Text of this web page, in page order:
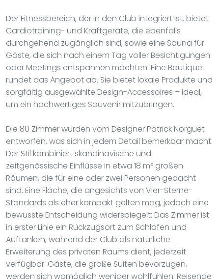
Der Fitnessbereich, der in den Club integriert ist, bietet
Cardiotraining- und Kraftgeräte, die ebenfalls
durchgehend zugänglich sind, sowie eine Sauna für
Gäste, die sich nach einem Tag voller Besichtigungen
oder Meetings entspannen möchten. Eine Boutique
rundet das Angebot ab. Sie bietet lokale Produkte und
sorgfältig ausgewählte Design-Accessoires – ideal,
um ein hochwertiges Souvenir mitzubringen.
Die 80 Zimmer wurden vom Designer Patrick Norguet
entworfen, was sich in jedem Detail bemerkbar macht.
Der Stil kombiniert skandinavische und
zeitgenössische Einflüsse in etwa 18 m² großen
Räumen, die für eine oder zwei Personen gedacht
sind. Eine Fläche, die angesichts von Vier-Sterne-
Standards als eher kompakt gelten mag, jedoch eine
bewusste Entscheidung widerspiegelt: Das Zimmer ist
in erster Linie ein Rückzugsort zum Schlafen und
Auftanken, während der Club als natürliche
Erweiterung des privaten Raums dient, jederzeit
verfügbar. Gäste, die große Suiten bevorzugen,
werden sich womöglich weniger wohlfühlen; Reisende